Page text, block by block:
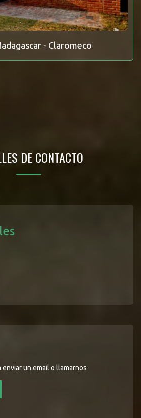
- Claromeco
DE CONTACTO
un email o llamarnos